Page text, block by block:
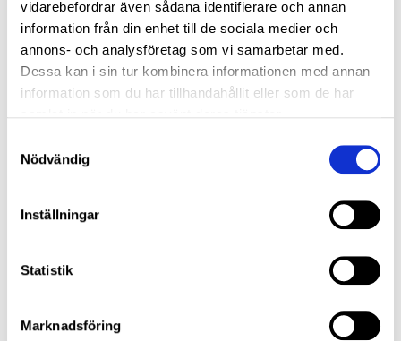
vidarebefordrar även sådana identifierare och annan
information från din enhet till de sociala medier och
annons- och analysföretag som vi samarbetar med.
Dessa kan i sin tur kombinera informationen med annan
information som du har tillhandahållit eller som de har
Nödvändig
Inställningar
Statistik
Marknadsföring
Beställ din JLM Bensin Prestanda Bränslesystem
Rengöring idag - Ge din motor en djuprengöring
som känns direkt bakom ratten.